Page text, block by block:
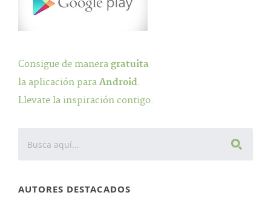
Consigue de manera gratuita
la aplicación para Android.
Llevate la inspiración contigo.
AUTORES DESTACADOS